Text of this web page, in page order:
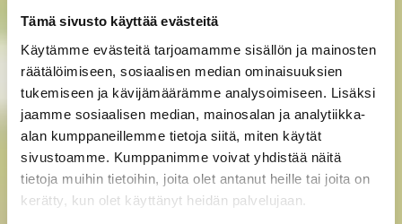
Tämä sivusto käyttää evästeitä
Käytämme evästeitä tarjoamamme sisällön ja mainosten
räätälöimiseen, sosiaalisen median ominaisuuksien
tukemiseen ja kävijämäärämme analysoimiseen. Lisäksi
jaamme sosiaalisen median, mainosalan ja analytiikka-
alan kumppaneillemme tietoja siitä, miten käytät
sivustoamme. Kumppanimme voivat yhdistää näitä
tietoja muihin tietoihin, joita olet antanut heille tai joita on
kerätty, kun olet käyttänyt heidän palvelujaan.